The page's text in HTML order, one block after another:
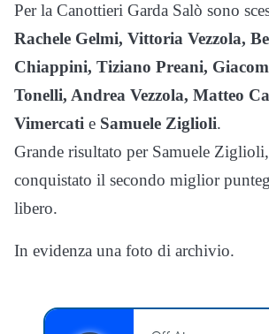
Per la Canottieri Garda Salò sono
Rachele Gelmi, Vittoria Vezzola,
Chiappini, Tiziano Preani,
Tonelli, Andrea Vezzola, Matteo
Vimercati e Samuele Ziglioli.
Grande risultato per Samuele
conquistato il secondo miglior
libero.
In evidenza una foto di archivio.